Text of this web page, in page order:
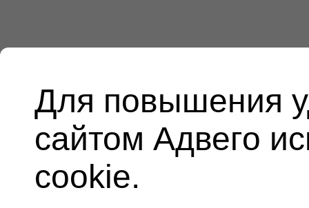
Для повышения
сайтом Адвего
cookie.